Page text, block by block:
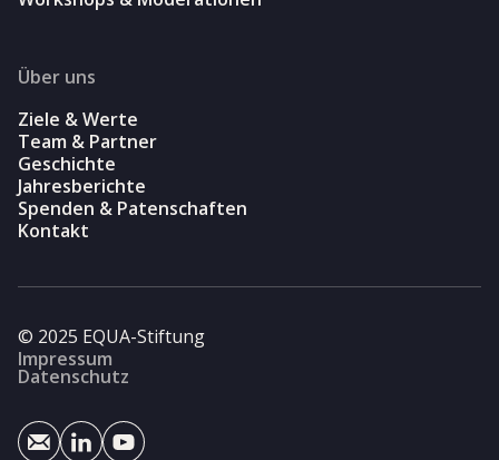
Über uns
Ziele & Werte
Team & Partner
Geschichte
Jahresberichte
Spenden & Patenschaften
Kontakt
© 2025 EQUA-Stiftung
Impressum
Datenschutz